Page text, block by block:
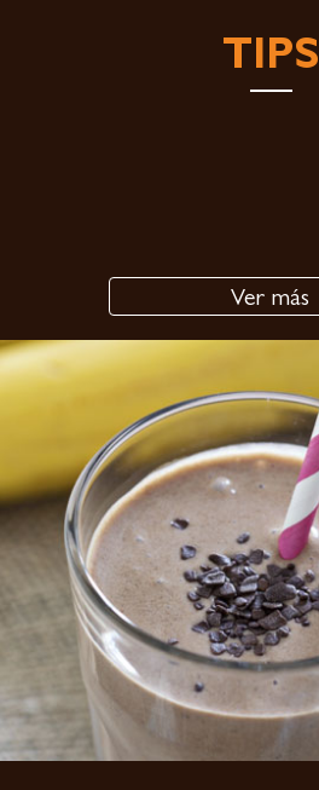
TIPS
Ver más